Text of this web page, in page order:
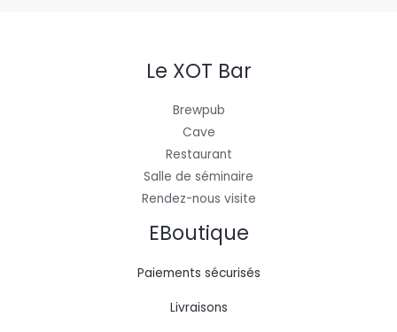
Le XOT Bar
Brewpub
Cave
Restaurant
Salle de séminaire
Rendez-nous visite
EBoutique
Paiements sécurisés
Livraisons